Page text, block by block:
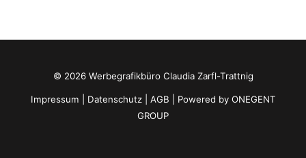
© 2026 Werbegrafikbüro Claudia Zarfl-Trattnig
Impressum Datenschutz| AGB | Powered by ONEGENT
GROUP